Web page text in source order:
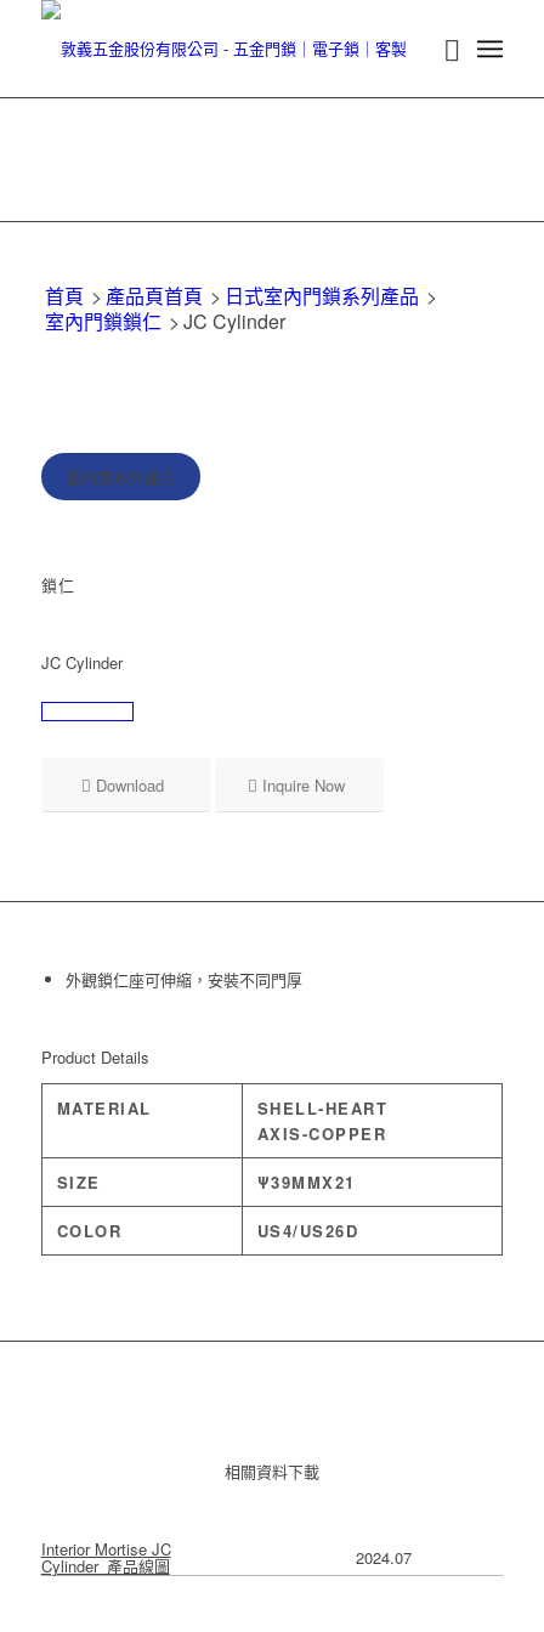
首頁 > 產品頁首頁 > 日式室內門鎖系列產品 >
室內門鎖鎖仁 > JC Cylinder
室內鎖系列產品
鎖仁
JC Cylinder
Download Inquire Now
外觀鎖仁座可伸縮，安裝不同門厚
Product Details
MATERIAL
SHELL-HEART
AXIS-COPPER
SIZE Ψ39MMX21
COLOR US4/US26D
相關資料下載
Interior Mortise JC
Cylinder_產品線圖 2024.07